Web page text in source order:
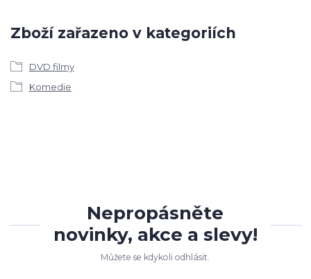
Zboží zařazeno v kategoriích
DVD filmy
Komedie
Nepropásněte
novinky, akce a slevy!
Můžete se kdykoli odhlásit.